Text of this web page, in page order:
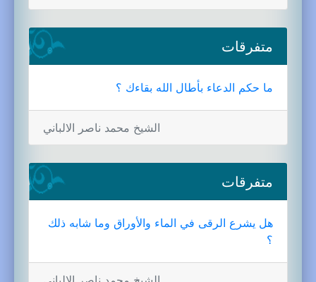
متفرقات
ما حكم الدعاء بأطال الله بقاءك ؟
الشيخ محمد ناصر الالباني
متفرقات
هل يشرع الرقى في الماء والأوراق وما شابه ذلك
؟